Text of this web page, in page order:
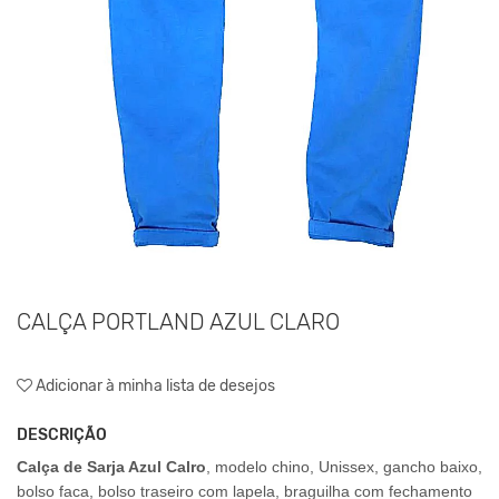
CALÇA PORTLAND AZUL CLARO
Adicionar à minha lista de desejos
DESCRIÇÃO
Calça de Sarja Azul Calro , modelo chino, Unissex, gancho baixo,
bolso faca, bolso traseiro com lapela, braguilha com fechamento